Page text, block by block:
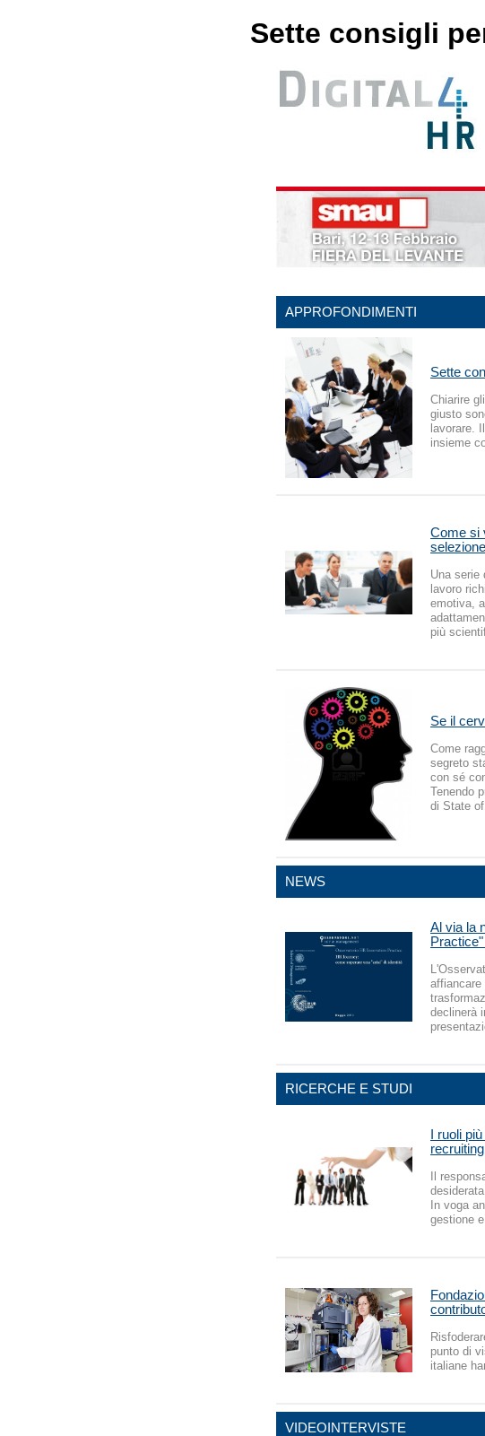
Sette consigli
APPROFONDIMENTI
Sette
Chiarire
giusto
lavorare.
insieme
Come si
Una serie
lavoro
emotiva,
più
Se il
Come
segreto
con sé
Tenendo
di State
NEWS
Al via la
affiancare
declinerà
RICERCHE E STUDI
I ruoli
Il
In voga
gestione
punto di
italiane
VIDEOINTERVISTE